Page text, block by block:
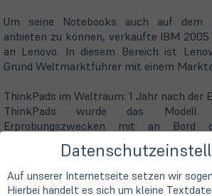
Um seine Notebooks auch auf dem
anbieten zu können, verkaufte IBM
an Lenovo. In diesem Bereich ist
Grund Weltmarktführer mit einem
ThinkPads im Weltraum: 1 Jahr nach der
ThinkPads wurde das
Erprobungszwecken mit an Bord
Endeavour transportiert. In den
54 dieser Geräte in verschiedenen
der NASA eingesetzt. Und bis heute sind
Notebooks, die für einen Einsatz auf
Auf unserer Internetseite setzen wir
Hierbei handelt es sich um kleine